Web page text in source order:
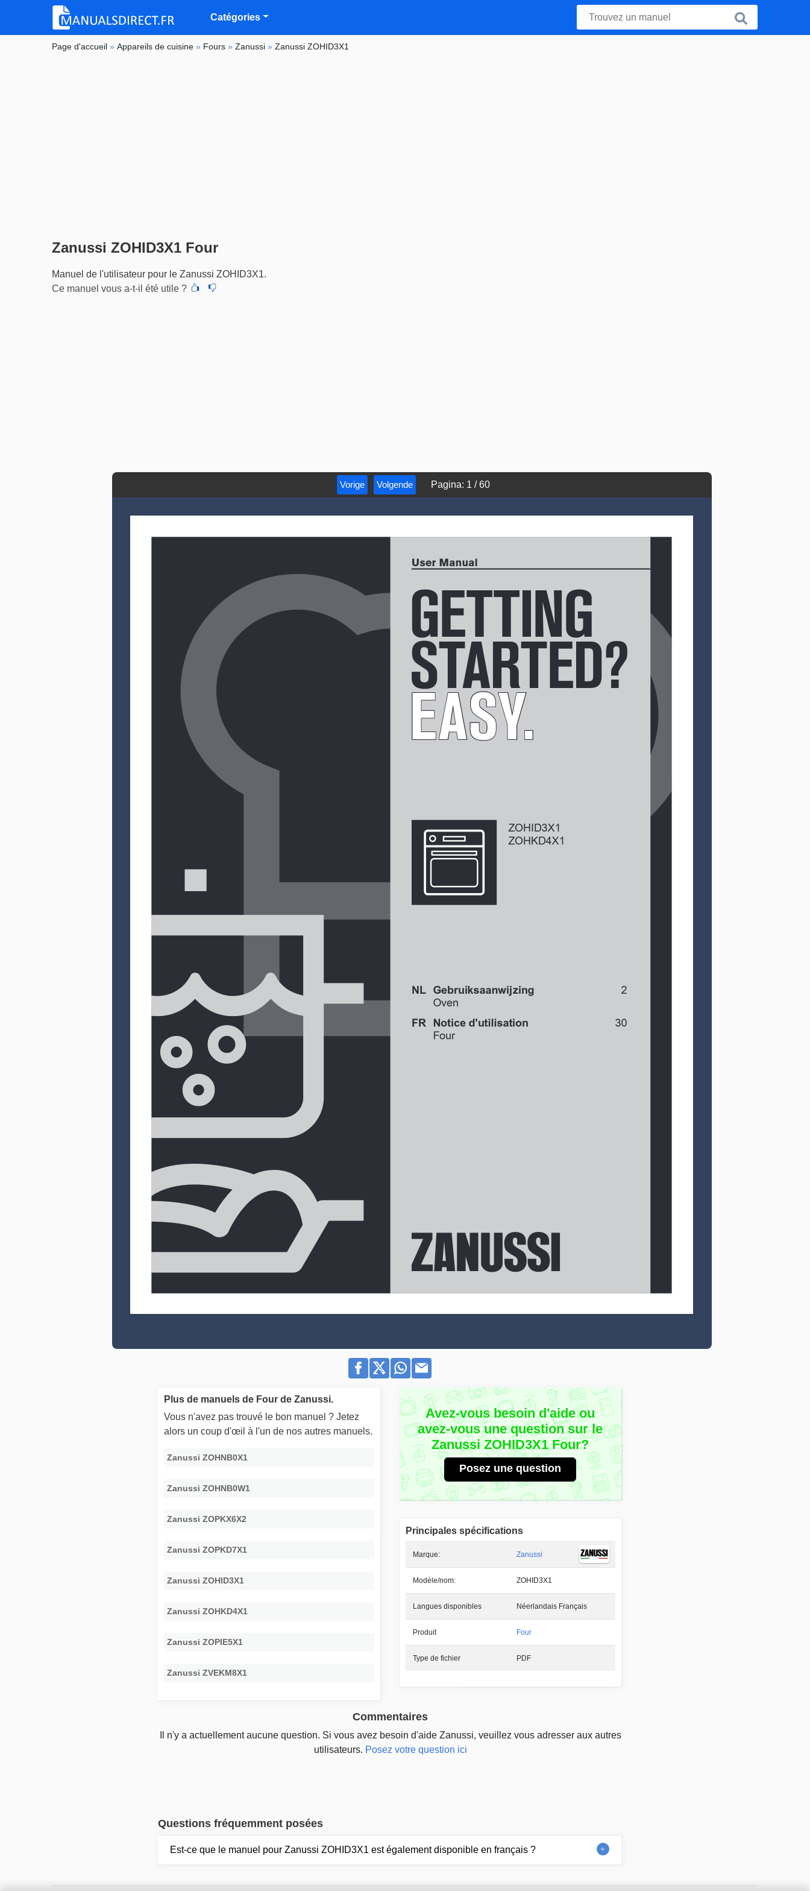
Catégories
Page d'accueil »Appareils de cuisine » Fours »Zanussi »Zanussi ZOHID3X1
Zanussi ZOHID3X1 Four
Manuel de l'utilisateur pour le Zanussi ZOHID3X1.
Ce manuel vous a-t-il été utile ?
Vorige Volgende Pagina: 1 /60
Avez-vous besoin d'aide ou
avez-vous une question sur le
Zanussi ZOHID3X1 Four?
Posez une question
Principales spécifications
Marque: Zanussi
Modèle/nom: ZOHID3X1
Langues disponibles Néerlandais Français
Produit Four
Type de fichier PDF
Plus de manuels de Four de Zanussi.
Vous n'avez pas trouvé le bon manuel ? Jetez
alors un coup d'œil à l'un de nos autres manuels.
Zanussi ZOHNB0X1
Zanussi ZOHNB0W1
Zanussi ZOPKX6X2
Zanussi ZOPKD7X1
Zanussi ZOHID3X1
Zanussi ZOHKD4X1
Zanussi ZOPIE5X1
Zanussi ZVEKM8X1
Commentaires
Il n'y a actuellement aucune question. Si vous avez besoin d'aide Zanussi, veuillez vous adresser aux autres
utilisateurs. Posez votre question ici
Questions fréquemment posées
Est-ce que le manuel pour Zanussi ZOHID3X1 est également disponible en français ?